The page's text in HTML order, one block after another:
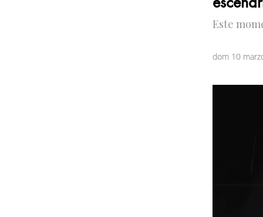
Este
dom 10